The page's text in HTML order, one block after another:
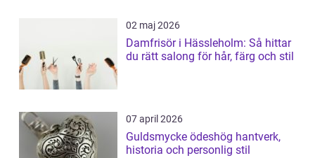
02 maj 2026
Damfrisör i Hässleholm: Så hittar
du rätt salong för hår, färg och stil
07 april 2026
Guldsmycke ödeshög hantverk,
historia och personlig stil